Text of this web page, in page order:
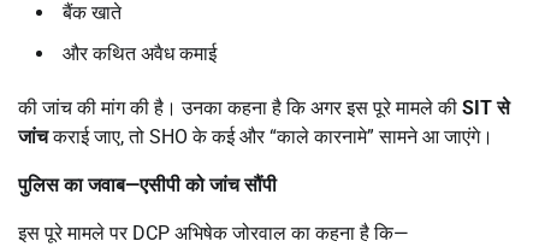
बैंक खाते
और कथित अवैध कमाई
की जांच की मांग की है। उनका कहना है कि अगर इस पूरे मामले की SITसे
जांचकराई जाए, तो SHO के कई और “काले कारनामे” सामने आ जाएंगे।
पुलिस का जवाब—एसीपी को जांच सौंपी
इस पूरे मामले पर DCP अभिषेक जोरवाल का कहना है कि—